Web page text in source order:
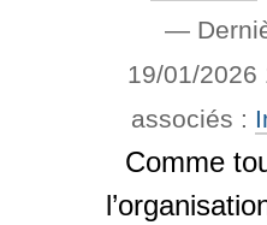
—
19/01/2026
associés :
Comme